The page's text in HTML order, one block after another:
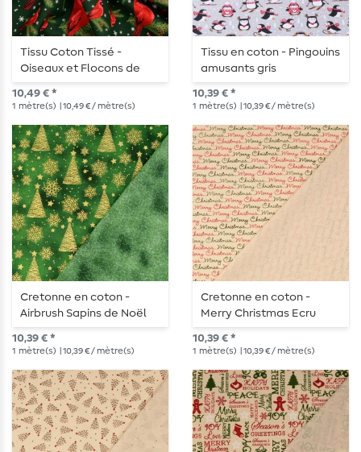
Tissu Coton Tissé -
Oiseaux et Flocons de
Neige Vert Sapin
10,49 € *
1 mètre(s) | 10,49 € / mètre(s)
Tissu en coton - Pingouins
amusants gris
10,39 € *
1 mètre(s) | 10,39 € / mètre(s)
Cretonne en coton -
Airbrush Sapins de Noël
vert
10,39 € *
1 mètre(s) | 10,39 € / mètre(s)
Cretonne en coton -
Merry Christmas Ecru
10,39 € *
1 mètre(s) | 10,39 € / mètre(s)